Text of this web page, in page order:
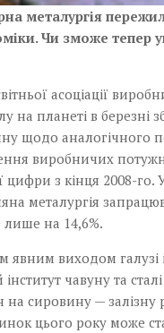
металургія
Чи зможе тепер
асоціації
на планеті в березні
щодо аналогічного
виробничих
цифри з кінця 2008-го.
металургія
на 14,6%.
явним виходом галузі
чавуну та
сировину — залізну
цього року може